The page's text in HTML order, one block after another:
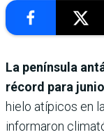
La península
récord para
hielo atípicos en
informaron